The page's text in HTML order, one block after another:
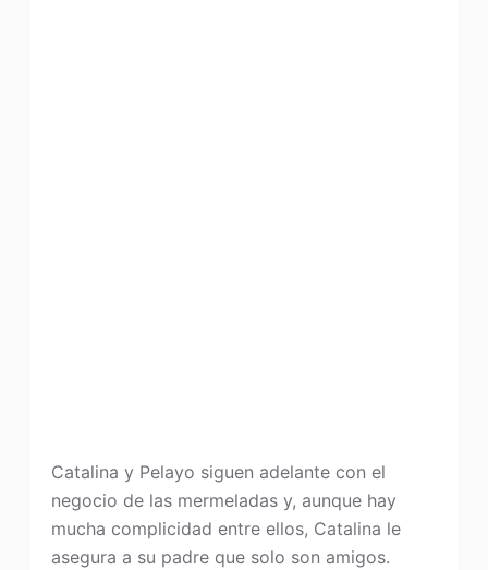
Catalina y Pelayo siguen adelante con el
negocio de las mermeladas y, aunque hay
mucha complicidad entre ellos, Catalina le
asegura a su padre que solo son amigos.